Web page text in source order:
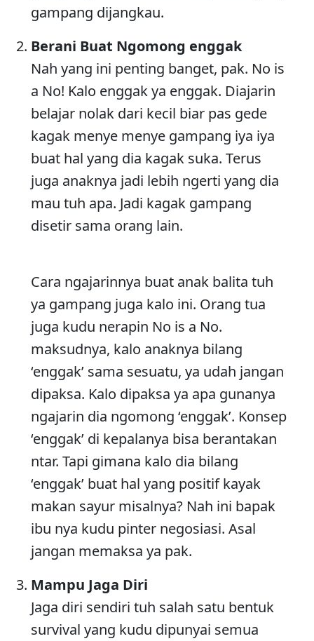
gampang dijangkau.
Berani Buat Ngomong enggak
Nah yang ini penting banget, pak. No is
a No! Kalo enggak ya enggak. Diajarin
belajar nolak dari kecil biar pas gede
kagak menye menye gampang iya iya
buat hal yang dia kagak suka. Terus
juga anaknya jadi lebih ngerti yang dia
mau tuh apa. Jadi kagak gampang
disetir sama orang lain.
Cara ngajarinnya buat anak balita tuh
ya gampang juga kalo ini. Orang tua
juga kudu nerapin No is a No.
maksudnya, kalo anaknya bilang
‘enggak’ sama sesuatu, ya udah jangan
dipaksa. Kalo dipaksa ya apa gunanya
ngajarin dia ngomong ‘enggak’. Konsep
‘enggak’ di kepalanya bisa berantakan
ntar. Tapi gimana kalo dia bilang
‘enggak’ buat hal yang positif kayak
makan sayur misalnya? Nah ini bapak
ibu nya kudu pinter negosiasi. Asal
jangan memaksa ya pak.
Mampu Jaga Diri
Jaga diri sendiri tuh salah satu bentuk
survival yang kudu dipunyai semua